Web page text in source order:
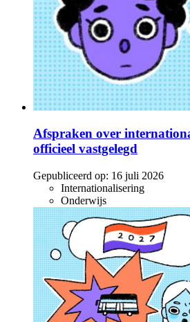
Afspraken over
officieel vastgelegd
Gepubliceerd op: 16 juli 2026
Internationalisering
Onderwijs